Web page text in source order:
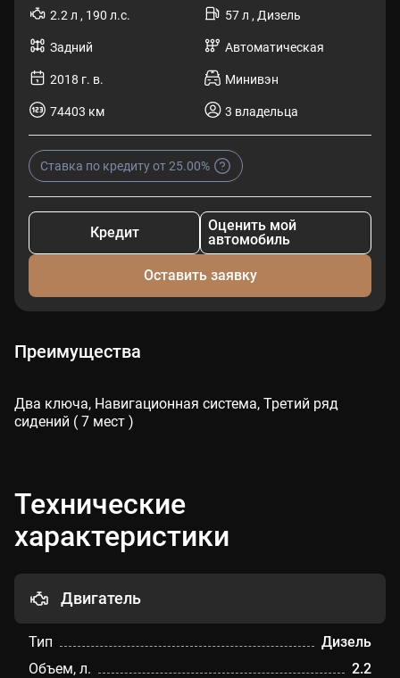
2.2 л , 190 л.с. 57 л , Дизель
Задний Автоматическая
2018 г. в. Минивэн
74403 км 3 владельца
Ставка по кредиту от 25.00%
Кредит
Оценить мой
автомобиль
Оставить заявку
Преимущества
Два ключа, Навигационная система, Третий ряд
сидений ( 7 мест )
Технические
характеристики
Двигатель
Тип
Дизель
Объем, л.
2.2